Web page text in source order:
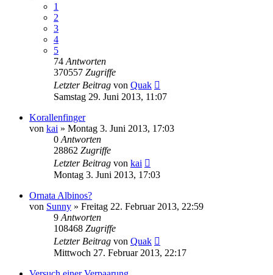
1
2
3
4
5
74 Antworten
370557 Zugriffe
Letzter Beitrag von Quak
Samstag 29. Juni 2013, 11:07
Korallenfinger
von kai » Montag 3. Juni 2013, 17:03
0 Antworten
28862 Zugriffe
Letzter Beitrag von kai
Montag 3. Juni 2013, 17:03
Ornata Albinos?
von Sunny » Freitag 22. Februar 2013, 22:59
9 Antworten
108468 Zugriffe
Letzter Beitrag von Quak
Mittwoch 27. Februar 2013, 22:17